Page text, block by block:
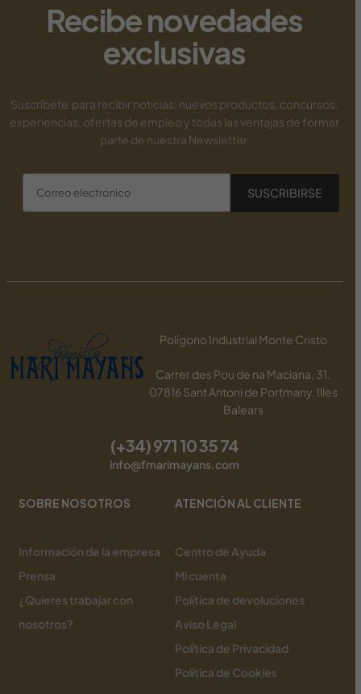
Recibe novedades
exclusivas
Suscríbete para recibir noticias, nuevos productos, concursos,
experiencias, ofertas de empleo y todas las ventajas de formar
parte de nuestra Newsletter.
Polígono Industrial Monte Cristo
Carrer des Pou de na Maciana, 31,
07816 Sant Antoni de Portmany, Illes
Balears
(+34) 971 10 35 74
info@fmarimayans.com
SOBRE NOSOTROS
Información de la empresa
Prensa
¿Quieres trabajar con
nosotros?
ATENCIÓN AL CLIENTE
Centro de Ayuda
Mi cuenta
Política de devoluciones
Aviso Legal
Política de Privacidad
Política de Cookies